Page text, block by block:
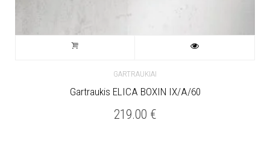
GARTRAUKIAI
Gartraukis ELICA BOXIN IX/A/60
219.00 €